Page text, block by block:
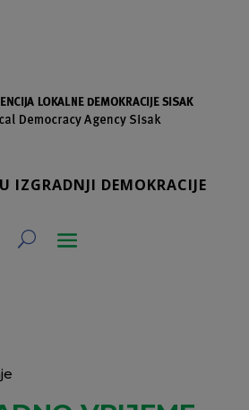
IZGRADNJI DEMOKRACIJE